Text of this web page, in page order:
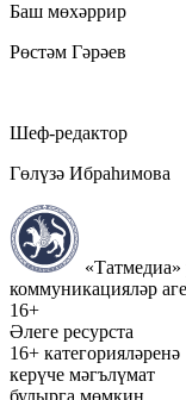
Баш мөхәррир
Рөстәм Гәрәев
Шеф-редактор
Гөлүзә Ибраһимова
«Татмедиа»
коммуникацияләр
16+
Әлеге ресурста
16+ категорияләренә
керүче мәгълүмат
булырга мөмкин.